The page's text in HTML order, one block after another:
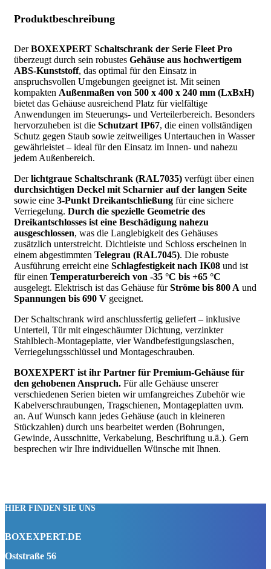
Produktbeschreibung
DerBOXEXPERT Schaltschrank der Serie Fleet Pro
überzeugt durch sein robustes Gehäuse aus hochwertigem
ABS-Kunststoff, das optimal für den Einsatz in
anspruchsvollen Umgebungen geeignet ist. Mit seinen
kompakten Außenmaßen von 500 x 400 x 240 mm (LxBxH)
bietet das Gehäuse ausreichend Platz für vielfältige
Anwendungen im Steuerungs- und Verteilerbereich. Besonders
hervorzuheben ist die Schutzart IP67, die einen vollständigen
Schutz gegen Staub sowie zeitweiliges Untertauchen in Wasser
gewährleistet – ideal für den Einsatz im Innen- und nahezu
jedem Außenbereich.
Derlichtgraue Schaltschrank (RAL7035) verfügt über einen
durchsichtigen Deckel mit Scharnier auf der langen Seite
sowie eine 3-Punkt Dreikantschließung für eine sichere
Verriegelung. Durch die spezielle Geometrie des
Dreikantschlosses ist eine Beschädigung nahezu
ausgeschlossen, was die Langlebigkeit des Gehäuses
zusätzlich unterstreicht. Dichtleiste und Schloss erscheinen in
einem abgestimmten Telegrau (RAL7045). Die robuste
Ausführung erreicht eine Schlagfestigkeit nach IK08 und ist
für einen Temperaturbereich von -35 °C bis +65 °C
ausgelegt. Elektrisch ist das Gehäuse fürStröme bis 800 A und
Spannungen bis 690 V geeignet.
Der Schaltschrank wird anschlussfertig geliefert – inklusive
Unterteil, Tür mit eingeschäumter Dichtung, verzinkter
Stahlblech-Montageplatte, vier Wandbefestigungslaschen,
Verriegelungsschlüssel und Montageschrauben.
BOXEXPERT ist ihr Partner für Premium-Gehäuse für
den gehobenen Anspruch. Für alle Gehäuse unserer
verschiedenen Serien bieten wir umfangreiches Zubehör wie
Kabelverschraubungen, Tragschienen, Montageplatten uvm.
an. Auf Wunsch kann jedes Gehäuse (auch in kleineren
Stückzahlen) durch uns bearbeitet werden (Bohrungen,
Gewinde, Ausschnitte, Verkabelung, Beschriftung u.ä.). Gern
besprechen wir Ihre individuellen Wünsche mit Ihnen.
HIER FINDEN SIE UNS
BOXEXPERT.DE
Oststraße 56